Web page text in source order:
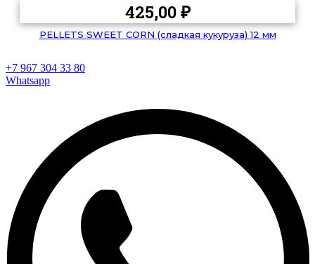
425,00₽
PELLETS SWEET CORN (сладкая кукуруза) 12 мм
+7 967 304 33 80
Whatsapp